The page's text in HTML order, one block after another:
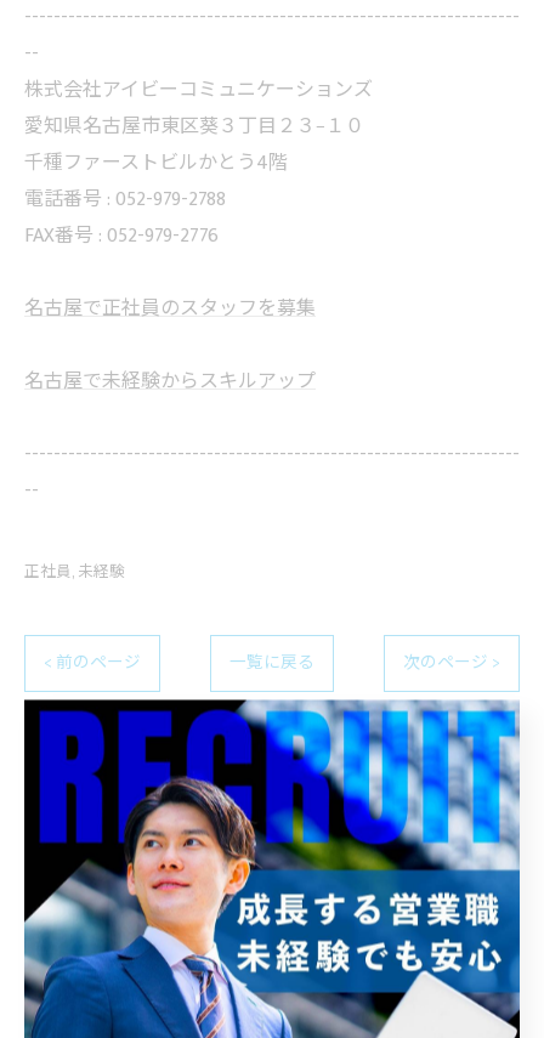
--------------------------------------------------------------------
--
株式会社アイビーコミュニケーションズ
愛知県名古屋市東区葵３丁目２３−１０
千種ファーストビルかとう4階
電話番号 : 052-979-2788
FAX番号 : 052-979-2776
名古屋で正社員のスタッフを募集
名古屋で未経験からスキルアップ
--------------------------------------------------------------------
--
正社員 未経験
< 前のページ 一覧に戻る 次のページ >
関連タグ
#名古屋 #営業
カテゴリー Categories
全てのカテゴリー